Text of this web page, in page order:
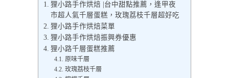
狸小路手作烘焙 |台中甜點推薦，逢甲夜
市超人氣千層蛋糕，玫瑰荔枝千層超好吃
狸小路手作烘焙菜單
狸小路手作烘焙振興券優惠
狸小路千層蛋糕推薦
原味千層
玫瑰荔枝千層